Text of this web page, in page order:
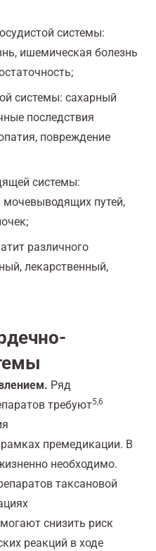
системы:
ишемическая болезнь
системы: сахарный
последствия
повреждение
системы:
мочевыводящих путей,
различного
лекарственный,
Ряд
требуют5,6
премедикации. В
необходимо.
таксановой
снизить риск
реакций в ходе